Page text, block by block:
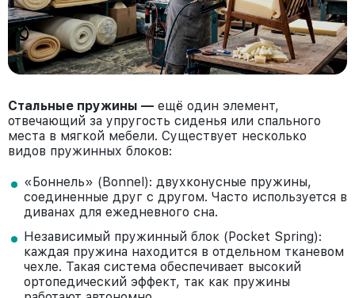
Стальные пружины — ещё один элемент,
отвечающий за упругость сиденья или спального
места в мягкой мебели. Существует несколько
видов пружинных блоков:
«Боннель» (Bonnel): двухконусные пружины,
соединенные друг с другом. Часто используется в
диванах для ежедневного сна.
Независимый пружинный блок (Pocket Spring):
каждая пружина находится в отдельном тканевом
чехле. Такая система обеспечивает высокий
ортопедический эффект, так как пружины